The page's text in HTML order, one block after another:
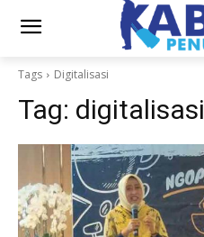
Tags Digitalisasi
Tag: digitalisasi